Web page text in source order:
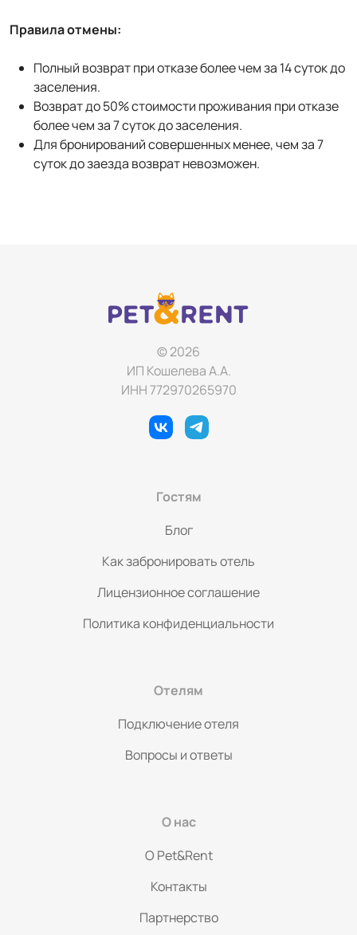
Правила отмены:
Полный возврат при отказе более чем за 14 суток до
заселения.
Возврат до 50% стоимости проживания при отказе
более чем за 7 суток до заселения.
Для бронирований совершенных менее, чем за 7
суток до заезда возврат невозможен.
© 2026
ИП Кошелева А.А.
ИНН 772970265970
Гостям
Блог
Как забронировать отель
Лицензионное соглашение
Политика конфиденциальности
Отелям
Подключение отеля
Вопросы и ответы
О нас
O Pet&Rent
Контакты
Партнерство
Политикой конфиденциальности